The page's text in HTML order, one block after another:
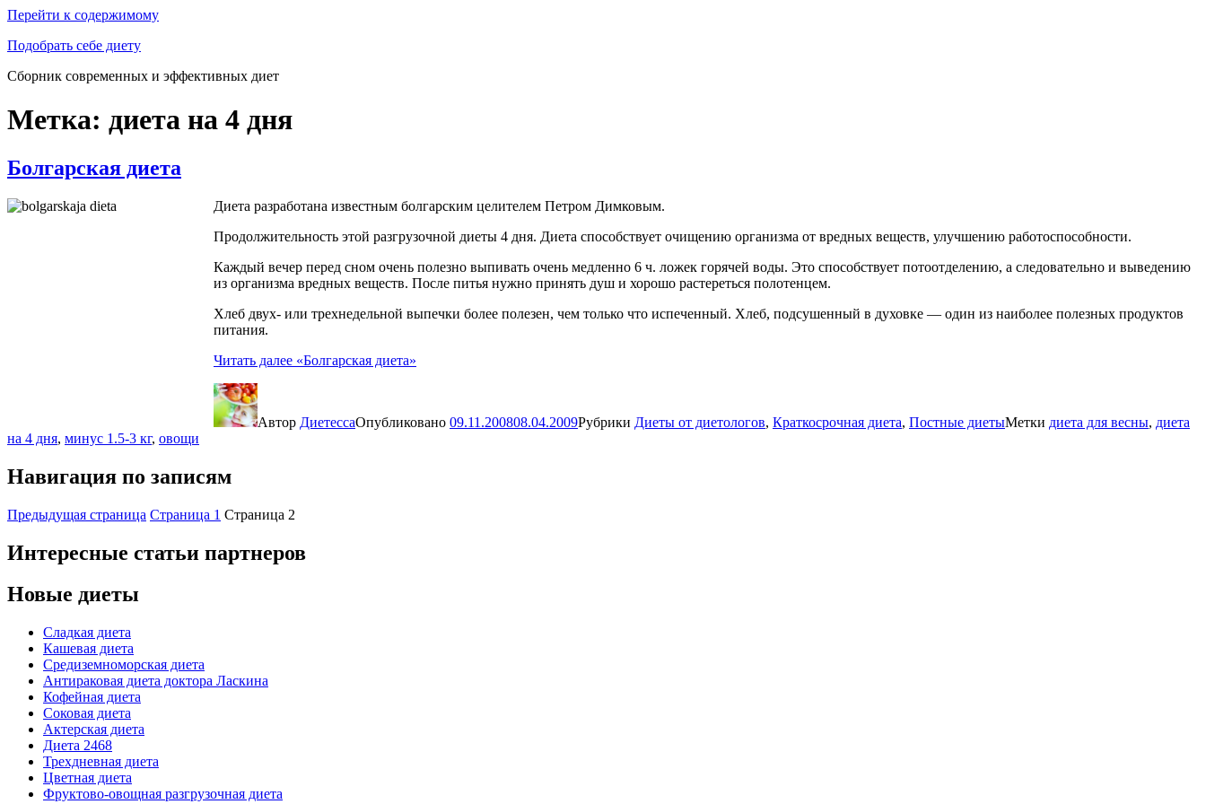
Перейти к содержимому
Подобрать себе диету
Сборник современных и эффективных диет
Метка: диета на 4 дня
Болгарская диета
Диета разработана известным болгарским целителем Петром Димковым.
Продолжительность этой разгрузочной диеты 4 дня. Диета способствует очищению организма от вредных веществ, улучшению работоспособности.
Каждый вечер перед сном очень полезно выпивать очень медленно 6 ч. ложек горячей воды. Это способствует потоотделению, а следовательно и выведению
из организма вредных веществ. После питья нужно принять душ и хорошо растереться полотенцем.
Хлеб двух- или трехнедельной выпечки более полезен, чем только что испеченный. Хлеб, подсушенный в духовке — один из наиболее полезных продуктов
питания.
Читать далее «Болгарская диета»
Автор ДиетессаОпубликовано 09.11.200808.04.2009Рубрики Диеты от диетологов, Краткосрочная диета, Постные диетыМетки диета для весны, диета
на 4 дня, минус 1.5-3 кг, овощи
Навигация по записям
Предыдущая страница Страница 1 Страница 2
Интересные статьи партнеров
Новые диеты
Сладкая диета
Кашевая диета
Средиземноморская диета
Антираковая диета доктора Ласкина
Кофейная диета
Соковая диета
Актерская диета
Диета 2468
Трехдневная диета
Цветная диета
Фруктово-овощная разгрузочная диета